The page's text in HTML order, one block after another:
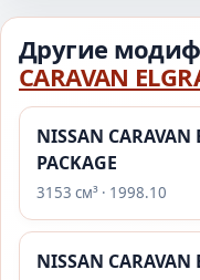
Другие
CARAVAN
NISSAN CARAVAN
PACKAGE
3153 см³ · 1998.10
NISSAN CARAVAN